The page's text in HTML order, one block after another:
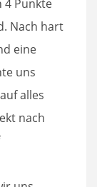
4 Punkte
Nach hart
eine
uns
alles
nach